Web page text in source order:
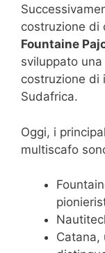
costruzione di
Fountaine
sviluppato
costruzione di
Sudafrica.
Oggi, i
multiscafo
Catana,